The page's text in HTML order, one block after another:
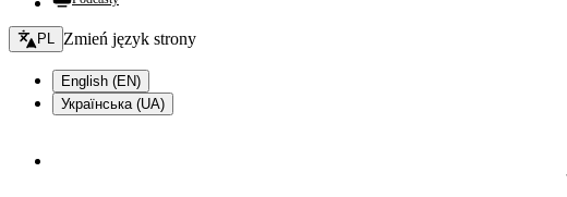
Zmień język - bieżący:
PL Zmień język strony
English (EN)
Українська (UA)